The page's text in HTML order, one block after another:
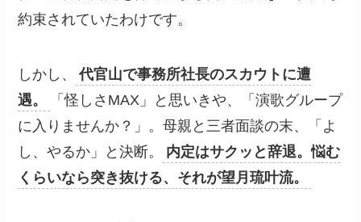
約束されていたわけです。
しかし、
代官山で事務所社長のスカウトに遭
遇。
「怪しさMAX」と思いきや、「演歌グループ
に入りませんか？」。母親と三者面談の末、「よ
し、やるか」と決断。
内定はサクッと辞退。悩む
くらいなら突き抜ける、それが望月琉叶流。